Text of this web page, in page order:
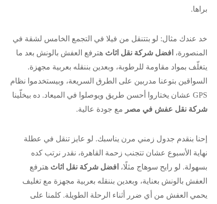
براها.
خد عندك مثال: لو بتتنقل من فيلا في التجمع الخامس لشقة في
المنصورة، افضل شركة نقل اثاث هترفع العفش بالونش بعد ما
يتغلّف بمواد مقاومة للرطوبة، وبعدين بننقله بعربية مجهزة.
السواقين بتوعنا مدربين على الطرق السريعة، وبيستخدموا نظام
GPS عشان يختاروا أحسن طريق ويوصلوا في الميعاد. ده بيخلّينا
شركة نقل عفش في مصر مع جودة عالية.
إحنا بنقدم جدول زمني مرن يناسبك. لو عايز تنقل في عطلة
نهاية الأسبوع عشان تتجنب زحمة القاهرة، نقدر نرتب كده
بسهولة. لو رايح سوهاج مثلًا، افضل شركة نقل اثاث هترفع
العفش بالونش بعناية، وبعدين بننقله بعربية مجهزة مع تغليف
يحمي العفش من أي ضرر أثناء الرحلة الطويلة. كلمنا على